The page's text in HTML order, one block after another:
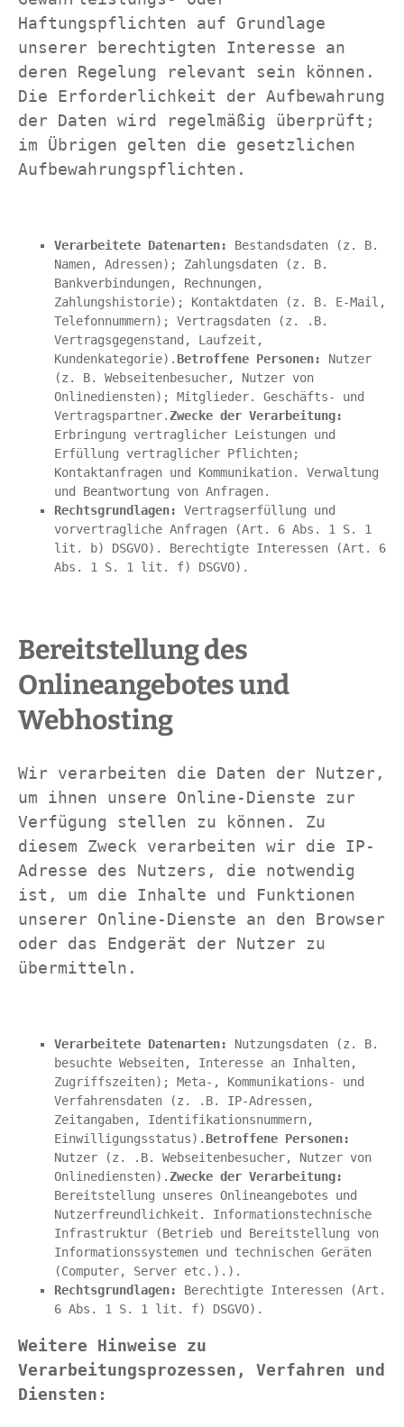
Haftungspflichten auf Grundlage
unserer berechtigten Interesse an
deren Regelung relevant sein können.
Die Erforderlichkeit der Aufbewahrung
der Daten wird regelmäßig überprüft;
im Übrigen gelten die gesetzlichen
Aufbewahrungspflichten.
Verarbeitete Datenarten:
Bestandsdaten (z. B.
Namen, Adressen); Zahlungsdaten (z. B.
Bankverbindungen, Rechnungen,
Zahlungshistorie); Kontaktdaten (z. B. E-Mail,
Telefonnummern); Vertragsdaten (z. .B.
Vertragsgegenstand, Laufzeit,
Kundenkategorie). Betroffene Personen:
Nutzer
(z. B. Webseitenbesucher, Nutzer von
Onlinediensten); Mitglieder. Geschäfts- und
Vertragspartner.Zwecke der Verarbeitung:
Erbringung vertraglicher Leistungen und
Erfüllung vertraglicher Pflichten;
Kontaktanfragen und Kommunikation. Verwaltung
und Beantwortung von Anfragen.
Rechtsgrundlagen:
Vertragserfüllung und
vorvertragliche Anfragen (Art. 6 Abs. 1 S. 1
lit. b) DSGVO). Berechtigte Interessen (Art. 6
Abs. 1 S. 1 lit. f) DSGVO).
Bereitstellung des
Onlineangebotes und
Webhosting
Wir verarbeiten die Daten der Nutzer,
um ihnen unsere Online-Dienste zur
Verfügung stellen zu können. Zu
diesem Zweck verarbeiten wir die IP-
Adresse des Nutzers, die notwendig
ist, um die Inhalte und Funktionen
unserer Online-Dienste an den Browser
oder das Endgerät der Nutzer zu
übermitteln.
Verarbeitete Datenarten:
Nutzungsdaten (z. B.
besuchte Webseiten, Interesse an Inhalten,
Zugriffszeiten); Meta-, Kommunikations- und
Verfahrensdaten (z. .B. IP-Adressen,
Zeitangaben, Identifikationsnummern,
Einwilligungsstatus). Betroffene Personen:
Nutzer (z. .B. Webseitenbesucher, Nutzer von
Onlinediensten).Zwecke der Verarbeitung:
Bereitstellung unseres Onlineangebotes und
Nutzerfreundlichkeit. Informationstechnische
Infrastruktur (Betrieb und Bereitstellung von
Informationssystemen und technischen Geräten
(Computer, Server etc.).).
Rechtsgrundlagen:
Berechtigte Interessen (Art.
6 Abs. 1 S. 1 lit. f) DSGVO).
Weitere Hinweise zu
Verarbeitungsprozessen, Verfahren und
Diensten: